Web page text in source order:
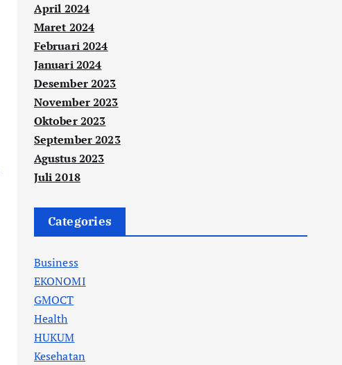
April 2024
Maret 2024
Februari 2024
Januari 2024
Desember 2023
November 2023
Oktober 2023
September 2023
Agustus 2023
Juli 2018
Categories
Business
EKONOMI
GMOCT
Health
HUKUM
Kesehatan